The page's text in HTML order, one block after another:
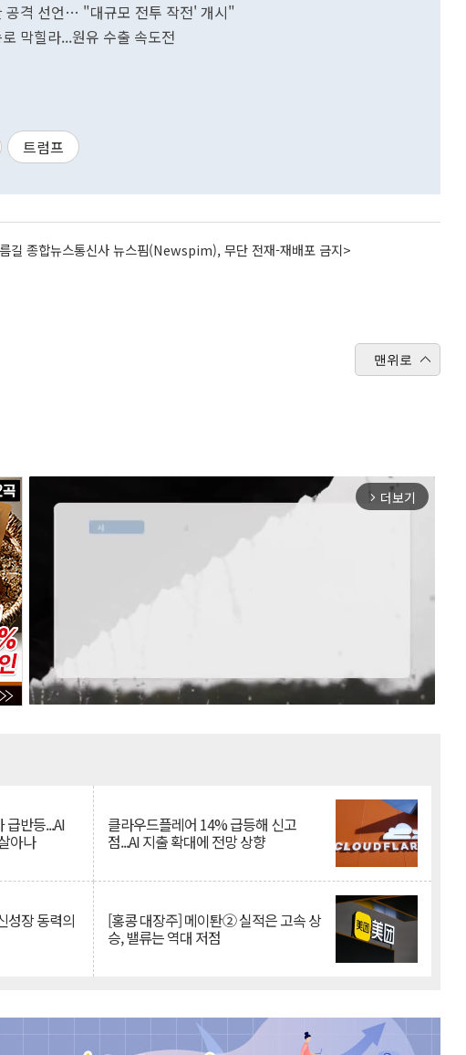
공격 선언… "대규모 전투 작전' 개시"
막힐라...원유 수출 속도전
트럼프
길 종합뉴스통신사 뉴스핌(Newspim), 무단 전재-재배포 금지>
맨위로
arrow_forward_ios 더보기
급반등...AI
아나
클라우드플레어 14% 급등해 신고
점...AI 지출 확대에 전망 상향
성장 동력의 [홍콩 대장주] 메이퇀② 실적은 고속 상
승, 밸류는 역대 저점